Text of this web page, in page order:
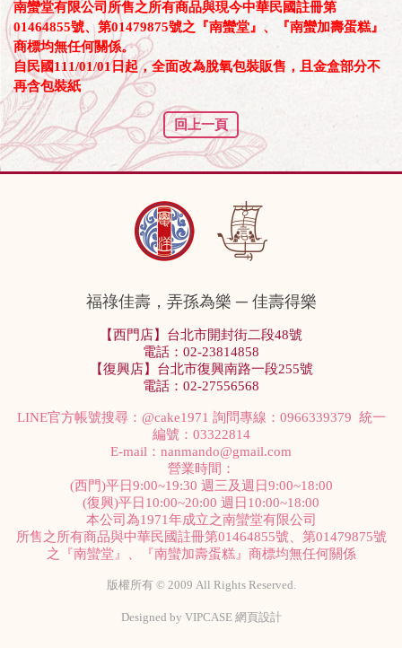
南蠻堂有限公司所售之所有商品與現今中華民國註冊第
01464855號、第01479875號之『南蠻堂』、『南蠻加壽蛋糕』
商標均無任何關係。
自民國111/01/01日起，全面改為脫氧包裝販售，且金盒部分不
再含包裝紙
回上一頁
福祿佳壽，弄孫為樂 ─ 佳壽得樂
【西門店】台北市開封街二段48號
電話：02-23814858
【復興店】台北市復興南路一段255號
電話：02-27556568
LINE官方帳號搜尋： @cake1971 詢問專線：0966339379 統一
編號：03322814
E-mail： nanmando@gmail.com
營業時間：
(西門)平日9:00~19:30 週三及週日9:00~18:00
(復興)平日10:00~20:00 週日10:00~18:00
本公司為1971年成立之南蠻堂有限公司
所售之所有商品與中華民國註冊第01464855號、第01479875號
之『南蠻堂』、『南蠻加壽蛋糕』商標均無任何關係
版權所有 © 2009 All Rights Reserved.
Designed by VIPCASE 網頁設計